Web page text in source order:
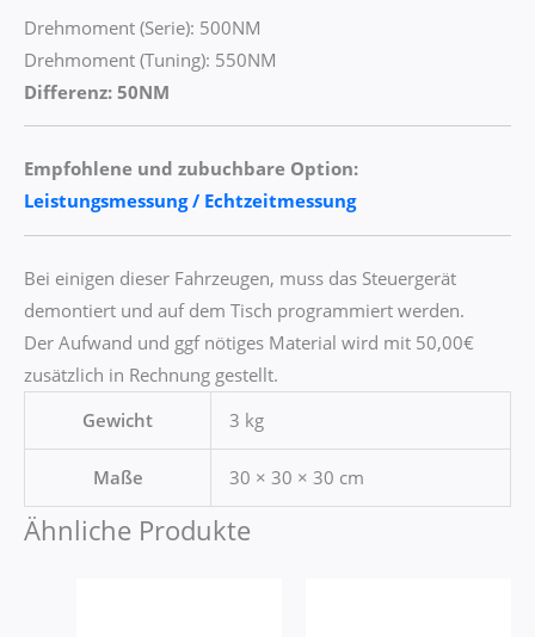
Drehmoment (Serie): 500NM
Drehmoment (Tuning): 550NM
Differenz: 50NM
Empfohlene und zubuchbare Option:
Leistungsmessung / Echtzeitmessung
Bei einigen dieser Fahrzeugen, muss das Steuergerät
demontiert und auf dem Tisch programmiert werden.
Der Aufwand und ggf nötiges Material wird mit 50,00€
zusätzlich in Rechnung gestellt.
Gewicht
3 kg
Maße 30 × 30 × 30 cm
Ähnliche Produkte